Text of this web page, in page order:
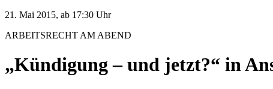
21. Mai 2015, ab 17:30 Uhr
ARBEITSRECHT AM ABEND
„Kündigung – und jetzt?“ in